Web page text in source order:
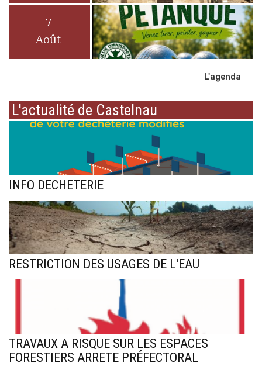
7
Août
L'agenda
L'actualité de Castelnau
INFO DECHETERIE
RESTRICTION DES USAGES DE L'EAU
TRAVAUX A RISQUE SUR LES ESPACES
FORESTIERS ARRETE PRÉFECTORAL